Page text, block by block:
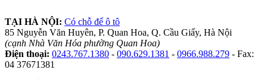
TẠI HÀ NỘI: Có chỗ để ô tô
85 Nguyễn Văn Huyên, P. Quan Hoa, Q. Cầu Giấy, Hà Nội
(cạnh Nhà Văn Hóa phường Quan Hoa)
Điện thoại: 0243.767.1380 - 090.629.1381 - 0966.988.279 - Fax:
04 37671381